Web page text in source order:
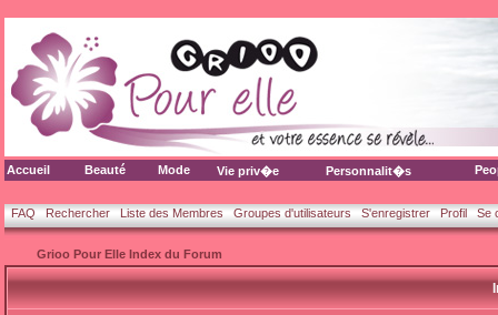
Accueil Beauté Mode Vie priv�e Personnalit�s
FAQ Rechercher Liste des Membres Groupes d'utilisateurs S'enregistrer Profil Se
Grioo Pour Elle Index du Forum